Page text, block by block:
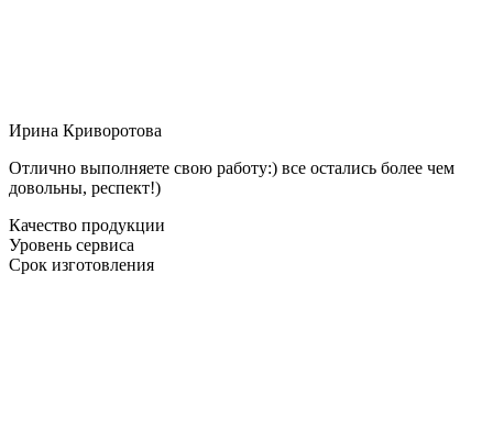
Ирина Криворотова
Отлично выполняете свою работу:) все остались более чем
довольны, респект!)
Качество продукции
Уровень сервиса
Срок изготовления